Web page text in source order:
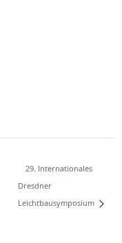
29. Internationales
Dresdner
Leichtbausymposium